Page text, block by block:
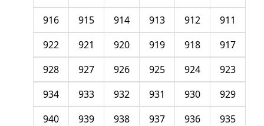
911
912
913
914
915
916
917
918
919
920
921
922
923
924
925
926
927
928
929
930
931
932
933
934
935
936
937
938
939
940